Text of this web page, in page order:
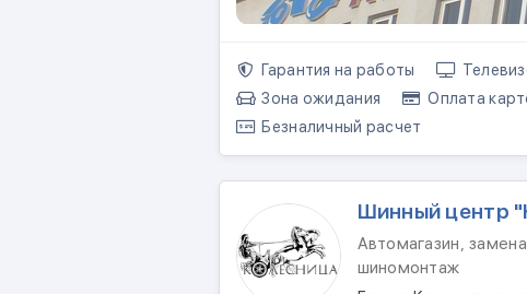
Гарантия на работы
Зона ожидания
Оплата
Безналичный расчет
Шинный центр
Автомагазин,
шиномонтаж